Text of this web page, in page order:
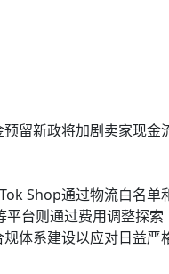
留新政将加剧卖家现金
Shop通过物流白名单
台则通过费用调整探索
体系建设以应对日益严